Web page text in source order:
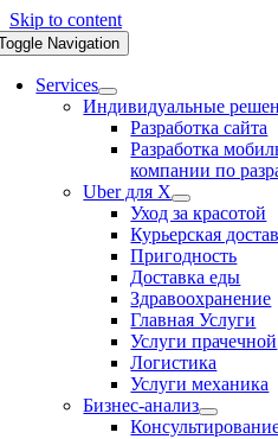
Skip to content
Navigation
Services
Индивидуальные
Разработка сайта
Разработка
компании по
Uber для X
Уход за красотой
Курьерская
Пригодность
Доставка еды
Здравоохранение
Главная Услуги
Услуги прачечной
Логистика
Услуги механика
Бизнес-анализ